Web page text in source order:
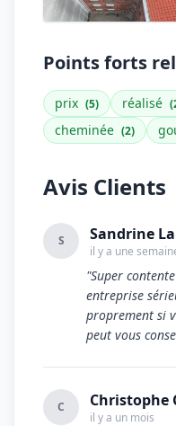
Points forts
prix (5) réalisé
cheminée (2)
Avis Clients
S Sandrine
il y a une
"Super
entreprise
proprement si
peut vous
C Christophe
il y a un mois